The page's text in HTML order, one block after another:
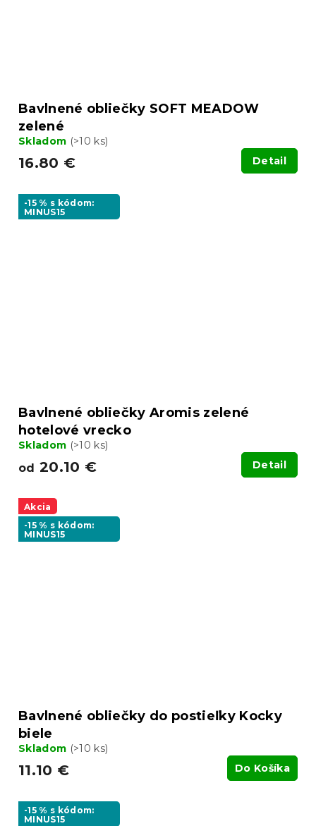
Bavlnené obliečky SOFT MEADOW
zelené
Skladom (>10 ks)
16.80 € Detail
-15 % s kódom:
MINUS15
Bavlnené obliečky Aromis zelené
hotelové vrecko
Skladom (>10 ks)
od 20.10 € Detail
Akcia
-15 % s kódom:
MINUS15
Bavlnené obliečky do postieľky Kocky
biele
Skladom (>10 ks)
11.10 € Do Košíka
-15 % s kódom:
MINUS15